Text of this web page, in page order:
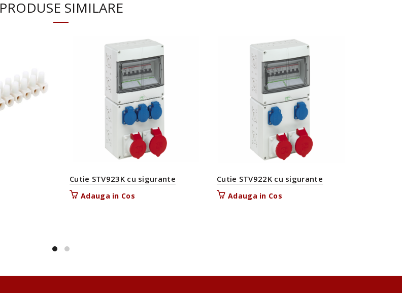
PRODUSE SIMILARE
Cutie STV923K cu sigurante
Adauga in Cos
Cutie STV922K cu sigurante
Adauga in Cos